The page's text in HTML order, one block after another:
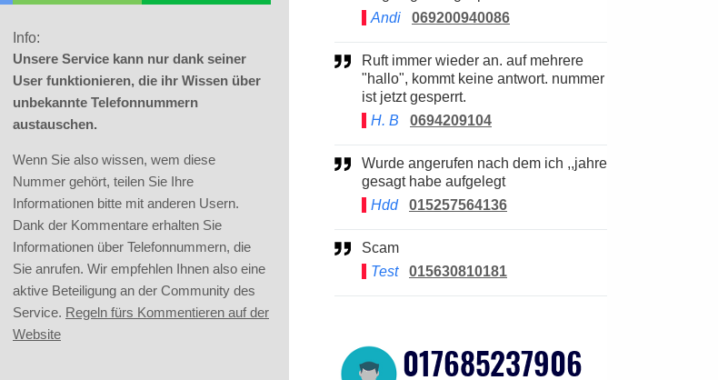
Info:
Unsere Service kann nur dank seiner
User funktionieren, die ihr Wissen über
unbekannte Telefonnummern
austauschen.
Wenn Sie also wissen, wem diese
Nummer gehört, teilen Sie Ihre
Informationen bitte mit anderen Usern.
Dank der Kommentare erhalten Sie
Informationen über Telefonnummern, die
Sie anrufen. Wir empfehlen Ihnen also eine
aktive Beteiligung an der Community des
Service. Regeln fürs Kommentieren auf der
Website
Andi
069200940086
Ruft immer wieder an. auf mehrere
"hallo", kommt keine antwort. nummer
ist jetzt gesperrt.
H. B
0694209104
Wurde angerufen nach dem ich ,,jahre
gesagt habe aufgelegt
Hdd
015257564136
Scam
Test
015630810181